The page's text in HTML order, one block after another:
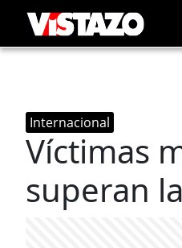
Internacional
Víctimas
superan